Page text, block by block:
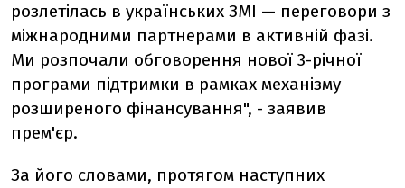
розлетілась в українських ЗМІ — переговори з
міжнародними партнерами в активній фазі.
Ми розпочали обговорення нової 3-річної
програми підтримки в рамках механізму
розширеного фінансування", - заявив
прем'єр.
За його словами, протягом наступних